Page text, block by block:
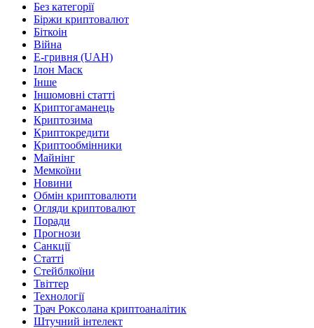
Без категорії
Біржи криптовалют
Біткоін
Війна
Е-гривня (UAH)
Ілон Маск
Інше
Іншомовні статті
Криптогаманець
Криптозима
Криптокредити
Криптообмінники
Майнінг
Мемкоїни
Новини
Обмін криптовалюти
Огляди криптовалют
Поради
Прогнози
Санкції
Статті
Стейблкоїни
Твіттер
Технології
Трач Роксолана криптоаналітик
Штучний інтелект